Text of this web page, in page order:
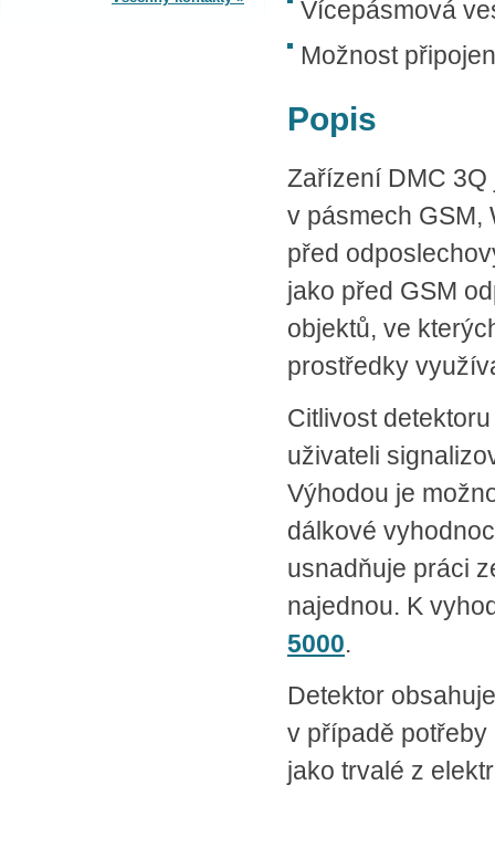
Vícepásmová
Možnost
Popis
Zařízení DMC
v pásmech GSM,
před
jako před GSM
objektů, ve
prostředky
Citlivost
uživateli
Výhodou je
dálkové
usnadňuje práci
najednou. K
5000.
Detektor
v případě
jako trvalé z